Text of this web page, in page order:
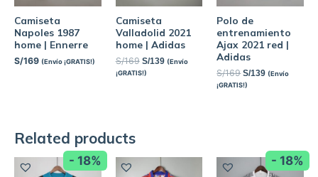
Camiseta
Napoles 1987
home | Ennerre
S/169 (Envío ¡GRATIS!)
Camiseta
Valladolid 2021
home | Adidas
S/169 S/139 (Envío
¡GRATIS!)
Polo de
entrenamiento
Ajax 2021 red |
Adidas
S/169 S/139 (Envío
¡GRATIS!)
Related products
- 18% - 18%